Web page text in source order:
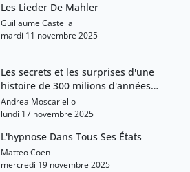
Les Lieder De Mahler
Guillaume Castella
mardi 11 novembre 2025
Les secrets et les surprises d'une
histoire de 300 milions d'années
sous nos pieds
Andrea Moscariello
lundi 17 novembre 2025
L'hypnose Dans Tous Ses États
Matteo Coen
mercredi 19 novembre 2025